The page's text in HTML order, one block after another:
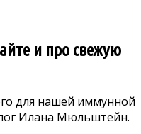
и про свежую
для нашей иммунной
Илана Мюльштейн.